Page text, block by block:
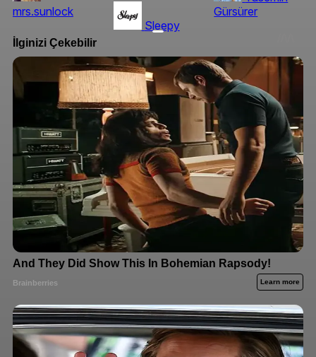
mrs.sunlock
Sleepy
Gürsürer